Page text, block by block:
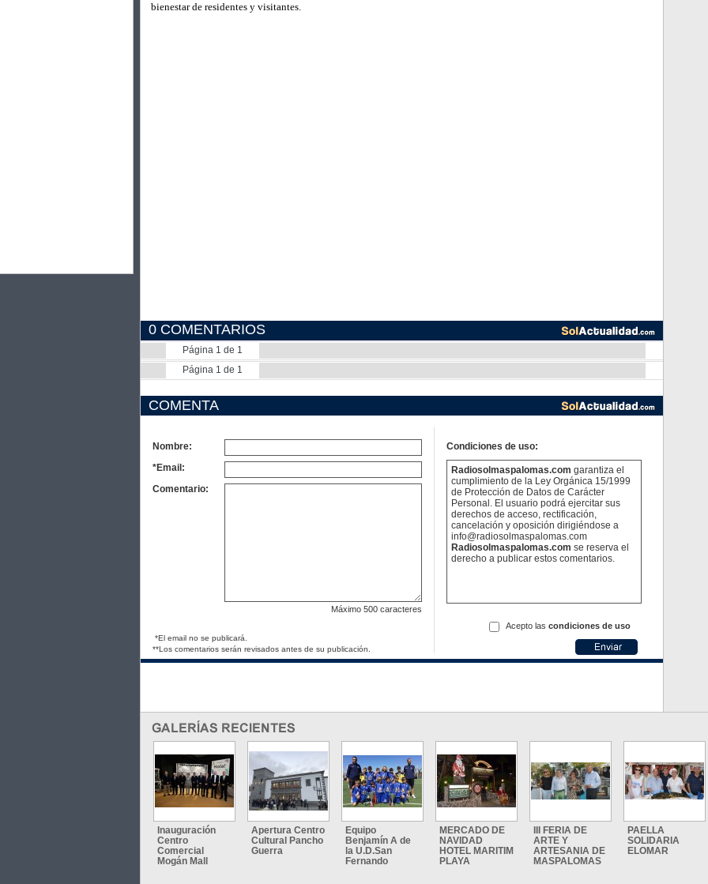
bienestar de residentes y visitantes.
0 COMENTARIOS
Página 1 de 1
Página 1 de 1
COMENTA
Nombre:
*Email:
Comentario:
Máximo 500 caracteres
*El email no se publicará.
**Los comentarios serán revisados antes de su publicación.
Condiciones de uso:
Radiosolmaspalomas.com garantiza el
cumplimiento de la Ley Orgánica 15/1999
de Protección de Datos de Carácter
Personal. El usuario podrá ejercitar sus
derechos de acceso, rectificación,
cancelación y oposición dirigiéndose a
info@radiosolmaspalomas.com
Radiosolmaspalomas.com se reserva el
derecho a publicar estos comentarios.
Acepto las condiciones de uso
Inauguración
Centro
Comercial
Mogán Mall
Apertura Centro
Cultural Pancho
Guerra
Equipo
Benjamín A de
la U.D.San
Fernando
MERCADO DE
NAVIDAD
HOTEL MARITIM
PLAYA
III FERIA DE
ARTE Y
ARTESANIA DE
MASPALOMAS
PAELLA
SOLIDARIA
ELOMAR